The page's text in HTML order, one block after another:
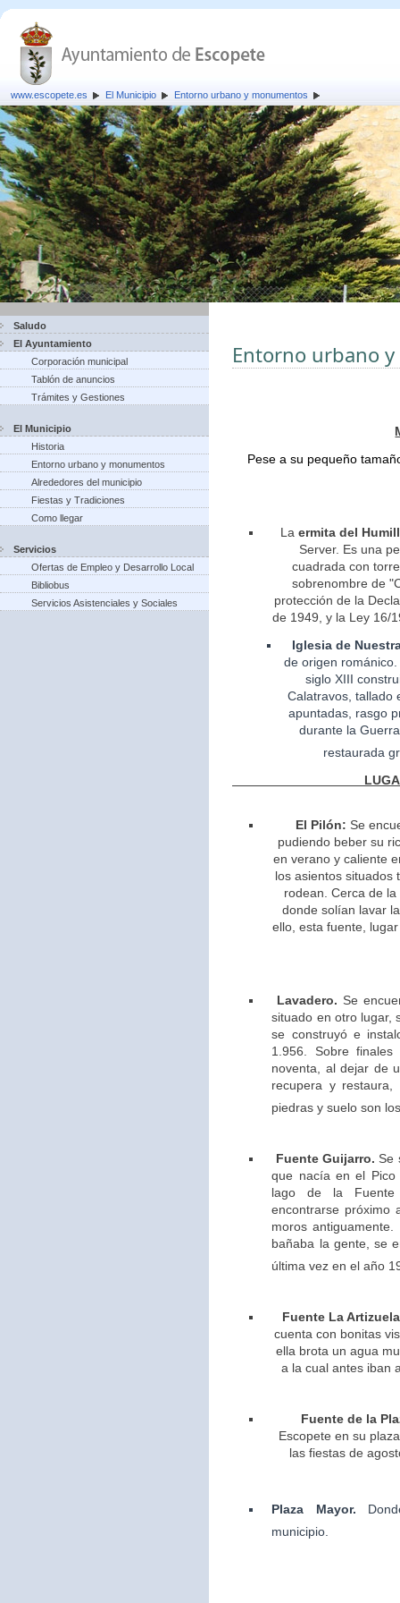
www.escopete.es El Municipio Entorno urbano y monumentos
Saludo
El Ayuntamiento
Corporación municipal
Tablón de anuncios
Trámites y Gestiones
El Municipio
Historia
Entorno urbano y monumentos
Alrededores del municipio
Fiestas y Tradiciones
Como llegar
Servicios
Ofertas de Empleo y Desarrollo Local
Bibliobus
Servicios Asistenciales y Sociales
Entorno urbano
Pese a su pequeño
La ermita del
Server. Es una
cuadrada con
sobrenombre de
protección de la
de 1949, y la Ley 16/
Iglesia de
deorigen
siglo XIII
Calatravos, tallado
apuntadas, rasgo
durante la
restaurada
El Pilón: Se
pudiendo beber su
en verano y caliente
los asientos situados
rodean. Cerca de
donde solían lavar
ello, esta fuente,
Lavadero. Se
situado en otro lugar,
se construyó e
1.956. Sobre
noventa, al dejar de
recupera y restaura,
piedras y suelo son
Fuente Guijarro. Se
que nacía en el
lago de la
encontrarse próximo
moros
bañaba la gente, se
última vez en el año
Fuente La
cuenta con bonitas
ella brota un agua
a la cual antes iban
Fuente de la
Escopete en su
las fiestas de
Plaza Mayor.
municipio.